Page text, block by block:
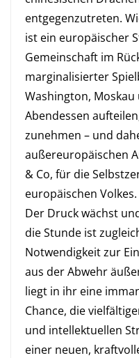
entgegenzutreten.
ist ein europäischer
Gemeinschaft im
marginalisierter
Washington,
Abendessen
zunehmen – und
außereuropäischen
& Co, für die
europäischen Volkes.
Der Druck wächst
die Stunde ist
Notwendigkeit zur
aus der Abwehr
liegt in ihr eine
Chance, die
und intellektuellen
einer neuen,